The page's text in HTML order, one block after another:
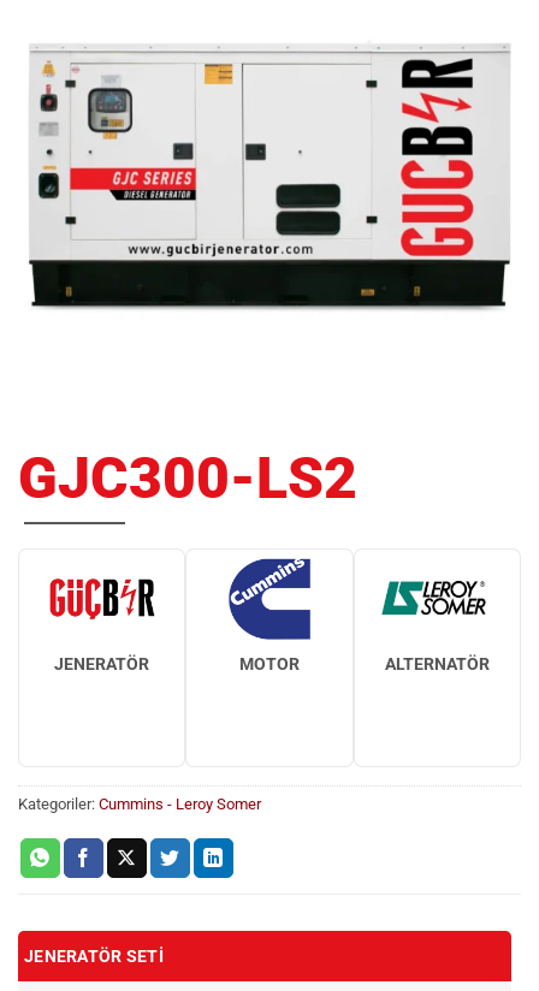
GJC300-LS2
JENERATÖR MOTOR ALTERNATÖR
Kategoriler: Cummins - Leroy Somer
JENERATÖR SETI